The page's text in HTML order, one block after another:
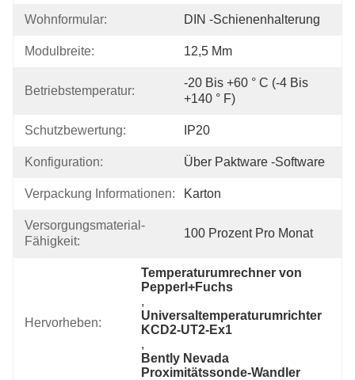
Wohnformular: DIN -Schienenhalterung
Modulbreite: 12,5 Mm
Betriebstemperatur:
-20 Bis +60 ° C (-4 Bis
+140 ° F)
Schutzbewertung: IP20
Konfiguration: Über Paktware -Software
Verpackung Informationen: Karton
Versorgungsmaterial-
Fähigkeit:
100 Prozent Pro Monat
Hervorheben:
Temperaturumrechner von
Pepperl+Fuchs
,
Universaltemperaturumrichter
KCD2-UT2-Ex1
,
Bently Nevada
Proximitätssonde-Wandler